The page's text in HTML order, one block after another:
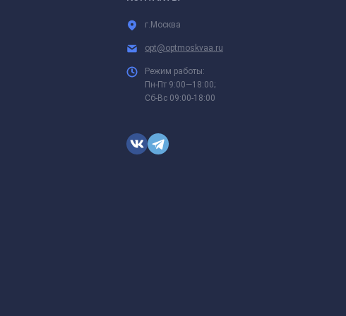
г.Москва
opt@optmoskvaa.ru
Режим работы:
Пн-Пт 9:00—18:00;
Сб-Вс 09:00-18:00